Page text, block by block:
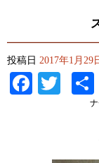
投稿日 2017年1月29